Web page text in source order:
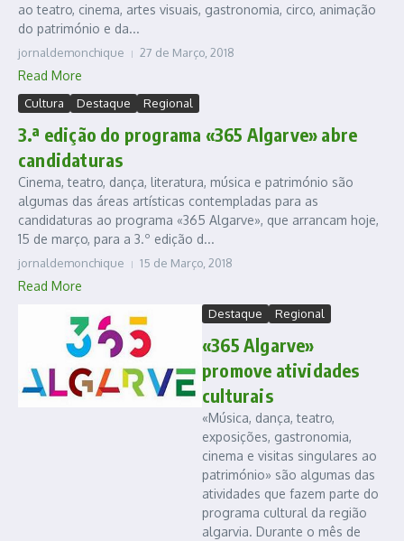
ao teatro, cinema, artes visuais, gastronomia, circo, animação
do património e da...
jornaldemonchique 27 de Março, 2018
Read More
Cultura Destaque Regional
3.ª edição do programa «365 Algarve» abre
candidaturas
Cinema, teatro, dança, literatura, música e património são
algumas das áreas artísticas contempladas para as
candidaturas ao programa «365 Algarve», que arrancam hoje,
15 de março, para a 3.º edição d...
jornaldemonchique 15 de Março, 2018
Read More
Destaque Regional
«365 Algarve»
promove atividades
culturais
«Música, dança, teatro,
exposições, gastronomia,
cinema e visitas singulares ao
património» são algumas das
atividades que fazem parte do
programa cultural da região
algarvia. Durante o mês de